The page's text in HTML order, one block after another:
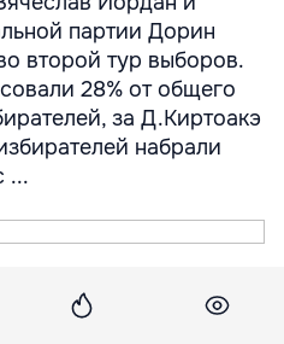
партии Дорин
второй тур выборов.
28% от общего
за Д.Киртоакэ
набрали
...
в Молдавии